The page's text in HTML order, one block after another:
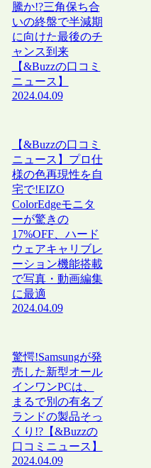
騰か!?三角保ち合
いの終盤で半減期
に向けた最後のチ
ャンス到来
【&Buzzの口コミ
ニュース】
2024.04.09
【&Buzzの口コミ
ニュース】プロ仕
様の色再現性を自
宅で!EIZO
ColorEdgeモニタ
ーが驚きの
17%OFF、ハード
ウェアキャリブレ
ーション機能搭載
で写真・動画編集
に最適
2024.04.09
驚愕!Samsungが発
売した新型オール
インワンPCは、
まるで別の有名ブ
ランドの製品そっ
くり!?【&Buzzの
口コミニュース】
2024.04.09